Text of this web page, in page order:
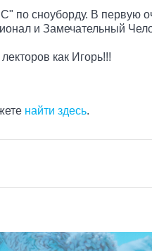
по сноуборду. В первую
и Замечательный
как Игорь!!!
найти здесь.